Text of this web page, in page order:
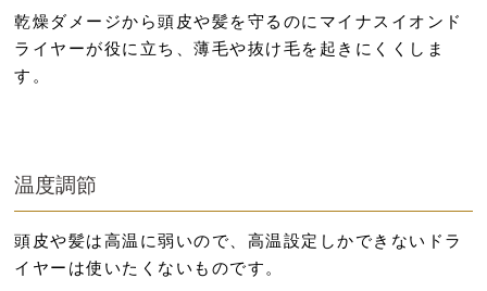
乾燥ダメージから頭皮や髪を守るのにマイナスイオンド
ライヤーが役に立ち、薄毛や抜け毛を起きにくくしま
す。
温度調節
頭皮や髪は高温に弱いので、高温設定しかできないドラ
イヤーは使いたくないものです。